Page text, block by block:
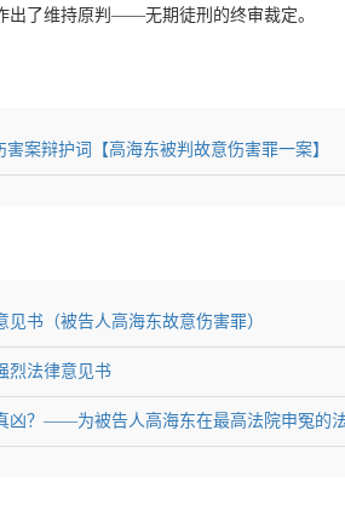
出了维持原判——无期徒刑的终审裁定。
案辩护词【高海东被判故意伤害罪一案】
书（被告人高海东故意伤害罪）
烈法律意见书
凶？——为被告人高海东在最高法院申冤的